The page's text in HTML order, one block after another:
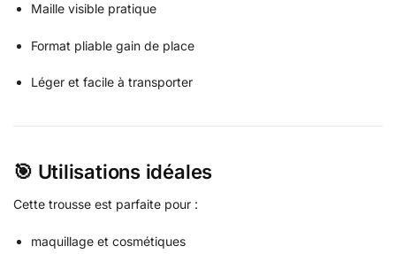
Maille visible pratique
Format pliable gain de place
Léger et facile à transporter
🎯 Utilisations idéales
Cette trousse est parfaite pour :
maquillage et cosmétiques